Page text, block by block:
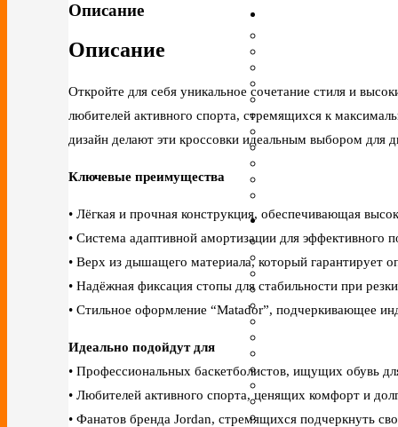
Описание
Описание
Откройте для себя уникальное сочетание стиля и
любителей активного спорта, стремящихся к
дизайн делают эти кроссовки идеальным выбором для
Ключевые преимущества
• Лёгкая и прочная конструкция, обеспечивающая
• Система адаптивной амортизации для эффективного
• Верх из дышащего материала, который гарантирует
• Надёжная фиксация стопы для стабильности при
• Стильное оформление “Matador”, подчеркивающее
Идеально подойдут для
• Профессиональных баскетболистов, ищущих обувь
• Любителей активного спорта, ценящих комфорт и
• Фанатов бренда Jordan, стремящихся подчеркнуть